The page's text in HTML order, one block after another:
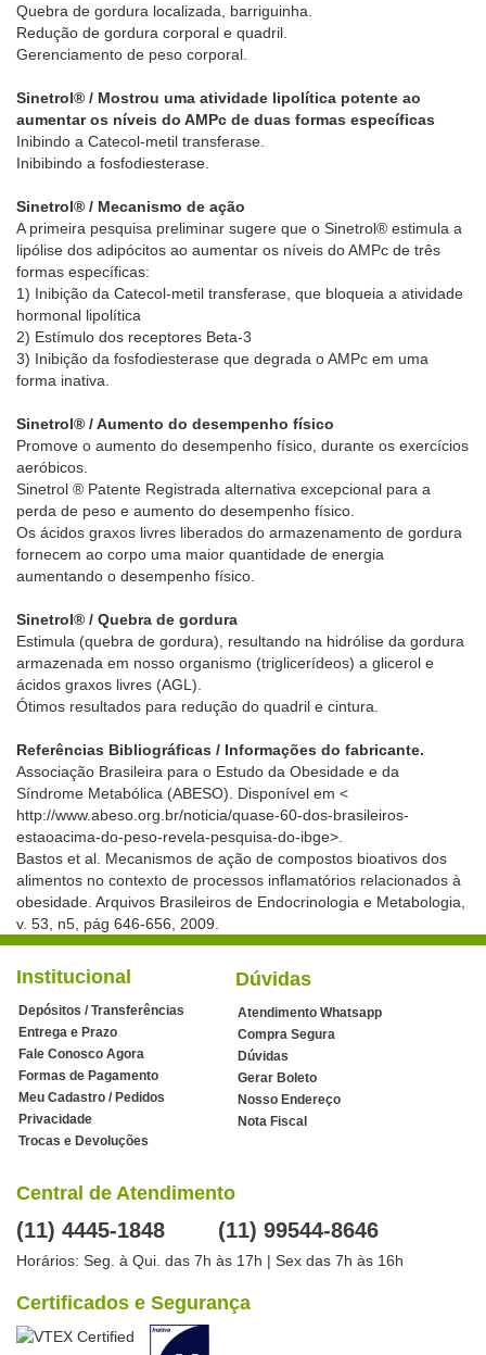
Quebra de gordura localizada, barriguinha.
Redução de gordura corporal e quadril.
Gerenciamento de peso corporal.
Sinetrol® / Mostrou uma atividade lipolítica potente ao
aumentar os níveis do AMPc de duas formas específicas
Inibindo a Catecol-metil transferase.
Inibibindo a fosfodiesterase.
Sinetrol® / Mecanismo de ação
A primeira pesquisa preliminar sugere que o Sinetrol® estimula a
lipólise dos adipócitos ao aumentar os níveis do AMPc de três
formas específicas:
1) Inibição da Catecol-metil transferase, que bloqueia a atividade
hormonal lipolítica
2) Estímulo dos receptores Beta-3
3) Inibição da fosfodiesterase que degrada o AMPc em uma
forma inativa.
Sinetrol® / Aumento do desempenho físico
Promove o aumento do desempenho físico, durante os exercícios
aeróbicos.
Sinetrol ® Patente Registrada alternativa excepcional para a
perda de peso e aumento do desempenho físico.
Os ácidos graxos livres liberados do armazenamento de gordura
fornecem ao corpo uma maior quantidade de energia
aumentando o desempenho físico.
Sinetrol® / Quebra de gordura
Estimula (quebra de gordura), resultando na hidrólise da gordura
armazenada em nosso organismo (triglicerídeos) a glicerol e
ácidos graxos livres (AGL).
Ótimos resultados para redução do quadril e cintura.
Referências Bibliográficas / Informações do fabricante.
Associação Brasileira para o Estudo da Obesidade e da
Síndrome Metabólica (ABESO). Disponível em <
http://www.abeso.org.br/noticia/quase-60-dos-brasileiros-
estaoacima-do-peso-revela-pesquisa-do-ibge>.
Bastos et al. Mecanismos de ação de compostos bioativos dos
alimentos no contexto de processos inflamatórios relacionados à
obesidade. Arquivos Brasileiros de Endocrinologia e Metabologia,
v. 53, n5, pág 646-656, 2009.
Institucional
Depósitos / Transferências
Entrega e Prazo
Fale Conosco Agora
Formas de Pagamento
Meu Cadastro / Pedidos
Privacidade
Trocas e Devoluções
Dúvidas
Atendimento Whatsapp
Compra Segura
Dúvidas
Gerar Boleto
Nosso Endereço
Nota Fiscal
Central de Atendimento
(11) 4445-1848 (11) 99544-8646
Horários: Seg. à Qui. das 7h às 17h | Sex das 7h às 16h
Certificados e Segurança